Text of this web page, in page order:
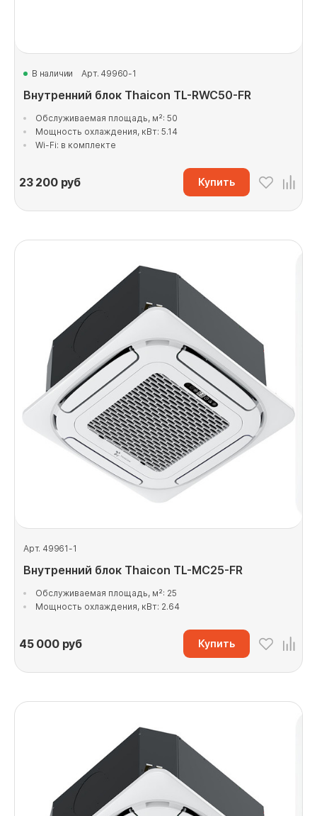
В наличии Арт. 49960-1
Внутренний блок Thaicon TL-RWC50-FR
Обслуживаемая площадь, м²: 50
Мощность охлаждения, кВт: 5.14
Wi-Fi: в комплекте
23 200руб Купить
Арт. 49961-1
Внутренний блок Thaicon TL-MС25-FR
Обслуживаемая площадь, м²: 25
Мощность охлаждения, кВт: 2.64
45 000руб Купить